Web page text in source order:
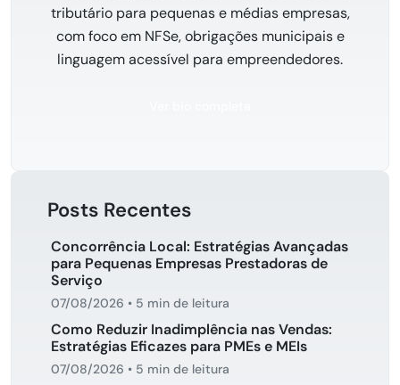
tributário para pequenas e médias empresas,
com foco em NFSe, obrigações municipais e
linguagem acessível para empreendedores.
Posts Recentes
Concorrência Local: Estratégias Avançadas
para Pequenas Empresas Prestadoras de
Serviço
07/08/2026 • 5 min de leitura
Como Reduzir Inadimplência nas Vendas:
Estratégias Eficazes para PMEs e MEIs
07/08/2026 • 5 min de leitura